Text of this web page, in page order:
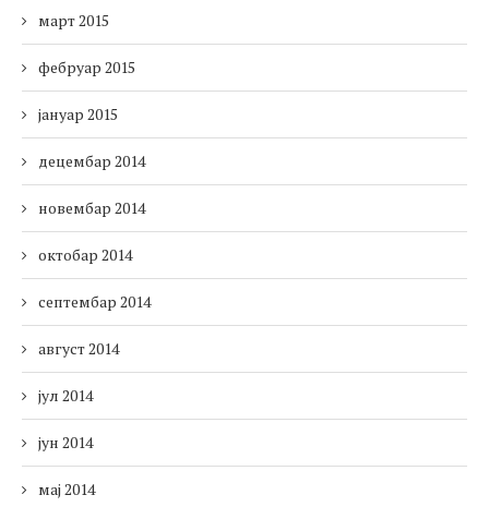
март 2015
фебруар 2015
јануар 2015
децембар 2014
новембар 2014
октобар 2014
септембар 2014
август 2014
јул 2014
јун 2014
мај 2014